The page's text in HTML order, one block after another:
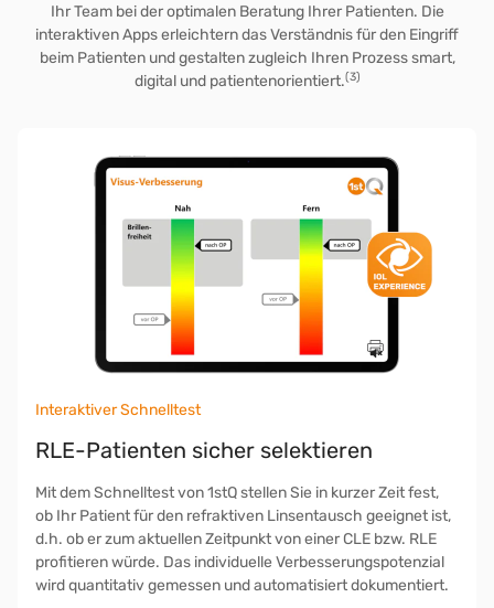
Ihr Team bei der optimalen Beratung Ihrer Patienten. Die
interaktiven Apps erleichtern das Verständnis für den Eingriff
beim Patienten und gestalten zugleich Ihren Prozess smart,
digital und patientenorientiert.(3)
Interaktiver Schnelltest
RLE-Patienten sicher selektieren
Mit dem Schnelltest von 1stQ stellen Sie in kurzer Zeit fest,
ob Ihr Patient für den refraktiven Linsentausch geeignet ist,
d.h. ob er zum aktuellen Zeitpunkt von einer CLE bzw. RLE
profitieren würde. Das individuelle Verbesserungspotenzial
wird quantitativ gemessen und automatisiert dokumentiert.